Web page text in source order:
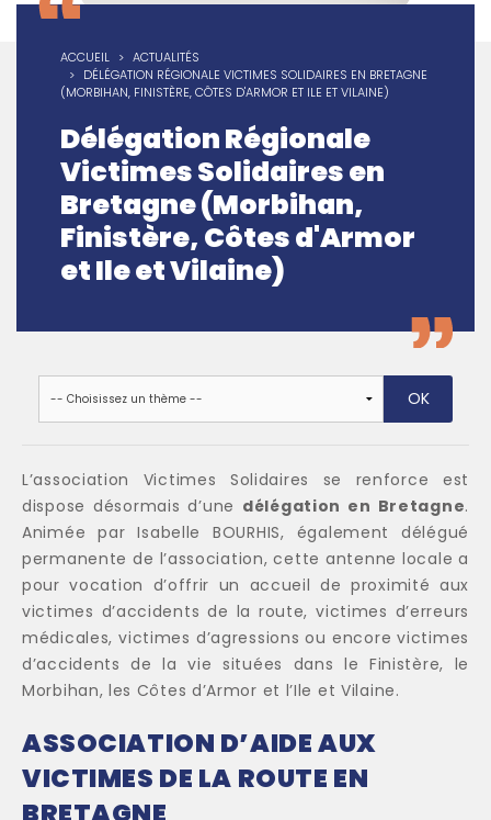
ACCUEIL
ACTUALITÉS
DÉLÉGATION RÉGIONALE VICTIMES SOLIDAIRES EN BRETAGNE
(MORBIHAN, FINISTÈRE, CÔTES D'ARMOR ET ILE ET VILAINE)
Délégation Régionale
Victimes Solidaires en
Bretagne (Morbihan,
Finistère, Côtes d'Armor
et Ile et Vilaine)
L’association Victimes Solidaires se renforce est
dispose désormais d’une délégation en Bretagne.
Animée par Isabelle BOURHIS, également délégué
permanente de l’association, cette antenne locale a
pour vocation d’offrir un accueil de proximité aux
victimes d’accidents de la route, victimes d’erreurs
médicales, victimes d’agressions ou encore victimes
d’accidents de la vie situées dans le Finistère, le
Morbihan, les Côtes d’Armor et l’Ile et Vilaine.
ASSOCIATION D’AIDE AUX
VICTIMES DE LA ROUTE EN